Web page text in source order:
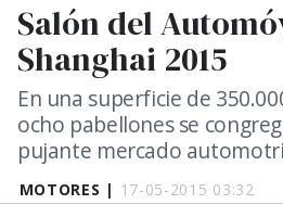
MOTORES | 17-05-2015 03:32
Salón del
Shanghai 2015
En una superficie de
ocho pabellones se
pujante mercado